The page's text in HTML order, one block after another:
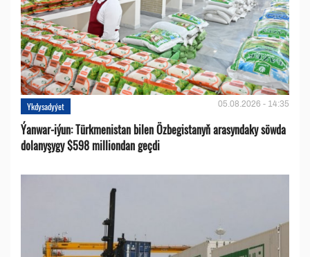
Ykdysadyýet 05.08.2026 - 14:35
Ýanwar-iýun: Türkmenistan bilen Özbegistanyň arasyndaky söwda
dolanyşygy $598 milliondan geçdi